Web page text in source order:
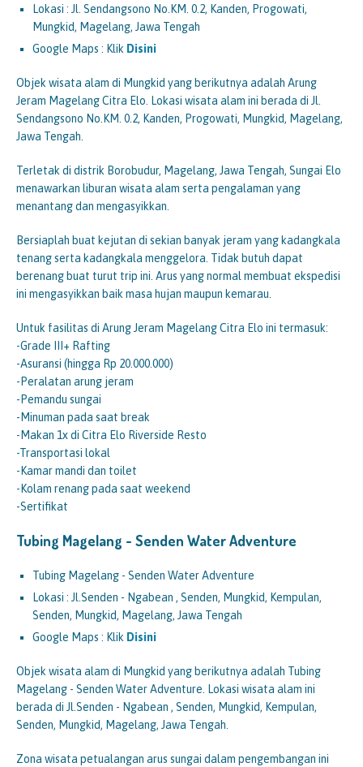
Lokasi : Jl. Sendangsono No.KM. 0.2, Kanden, Progowati,
Mungkid, Magelang, Jawa Tengah
Google Maps : Klik Disini
Objek wisata alam di Mungkid yang berikutnya adalah Arung
Jeram Magelang Citra Elo. Lokasi wisata alam ini berada di Jl.
Sendangsono No.KM. 0.2, Kanden, Progowati, Mungkid, Magelang,
Jawa Tengah.
Terletak di distrik Borobudur, Magelang, Jawa Tengah, Sungai Elo
menawarkan liburan wisata alam serta pengalaman yang
menantang dan mengasyikkan.
Bersiaplah buat kejutan di sekian banyak jeram yang kadangkala
tenang serta kadangkala menggelora. Tidak butuh dapat
berenang buat turut trip ini. Arus yang normal membuat ekspedisi
ini mengasyikkan baik masa hujan maupun kemarau.
Untuk fasilitas di Arung Jeram Magelang Citra Elo ini termasuk:
-Grade III+ Rafting
-Asuransi (hingga Rp 20.000.000)
-Peralatan arung jeram
-Pemandu sungai
-Minuman pada saat break
-Makan 1x di Citra Elo Riverside Resto
-Transportasi lokal
-Kamar mandi dan toilet
-Kolam renang pada saat weekend
-Sertifikat
Tubing Magelang - Senden Water Adventure
Tubing Magelang - Senden Water Adventure
Lokasi : Jl.Senden - Ngabean , Senden, Mungkid, Kempulan,
Senden, Mungkid, Magelang, Jawa Tengah
Google Maps : Klik Disini
Objek wisata alam di Mungkid yang berikutnya adalah Tubing
Magelang - Senden Water Adventure. Lokasi wisata alam ini
berada di Jl.Senden - Ngabean , Senden, Mungkid, Kempulan,
Senden, Mungkid, Magelang, Jawa Tengah.
Zona wisata petualangan arus sungai dalam pengembangan ini